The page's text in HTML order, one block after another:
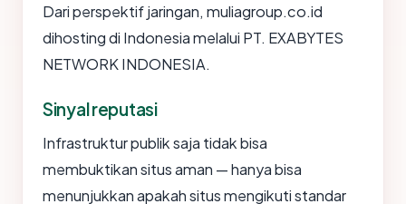
Dari perspektif jaringan, muliagroup.co.id
dihosting di Indonesia melalui PT. EXABYTES
NETWORK INDONESIA.
Sinyal reputasi
Infrastruktur publik saja tidak bisa
membuktikan situs aman — hanya bisa
menunjukkan apakah situs mengikuti standar